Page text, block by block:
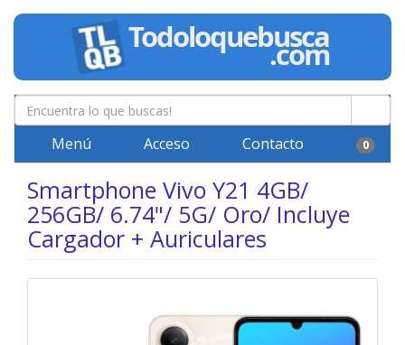
Menú Acceso Contacto 0
Smartphone Vivo Y21 4GB/
256GB/ 6.74"/ 5G/ Oro/ Incluye
Cargador + Auriculares